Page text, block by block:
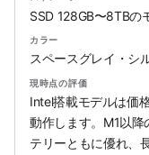
SSD 128GB〜8TBの
カラー
スペースグレイ・シ
現時点の評価
Intel搭載モデルは価
動作します。M1以
テリーともに優れ、